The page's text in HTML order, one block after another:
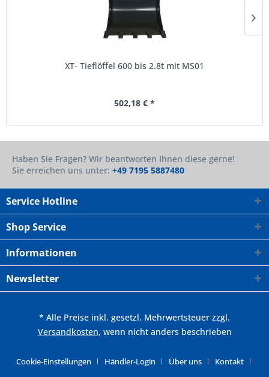
XT- Tieflöffel 600 bis 2.8t mit MS01
502,18 € *
Haben Sie Fragen? Wir beantworten Ihnen diese gerne!
Sie erreichen uns unter: +49 7195 5887480
Service Hotline
Shop Service
Informationen
Newsletter
* Alle Preise inkl. gesetzl. Mehrwertsteuer zzgl.
Versandkosten, wenn nicht anders beschrieben
Cookie-Einstellungen Händler-Login Über uns
Kontakt